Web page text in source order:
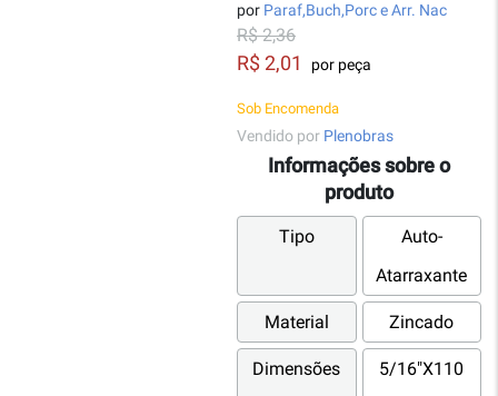
por Paraf,Buch,Porc e Arr. Nac
R$ 2,36
R$ 2,01 por peça
Sob Encomenda
Vendido por Plenobras
Informações sobre o
produto
Tipo
Auto-
Atarraxante
Material Zincado
Dimensões
5/16"X110